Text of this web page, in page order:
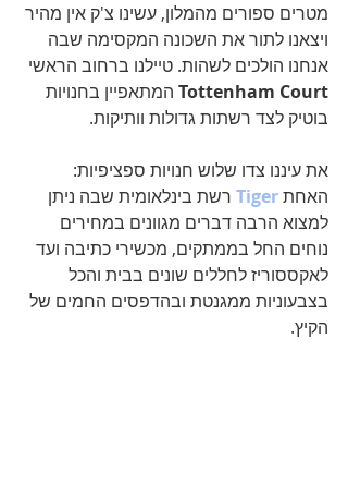
מטרים ספורים מהמלון, עשינו צ'ק אין מהיר
ויצאנו לתור את השכונה המקסימה שבה
אנחנו הולכים לשהות. טיילנו ברחוב הראשי
Tottenham Court המתאפיין בחנויות
בוטיק לצד רשתות גדולות וותיקות.
את עיננו צדו שלוש חנויות ספציפיות:
האחת Tiger רשת בינלאומית שבה ניתן
למצוא הרבה דברים מגוונים במחירים
נוחים החל בממתקים, מכשירי כתיבה ועד
לאקססוריז לחללים שונים בבית והכל
בצבעוניות ממגנטת ובהדפסים החמים של
הקיץ.